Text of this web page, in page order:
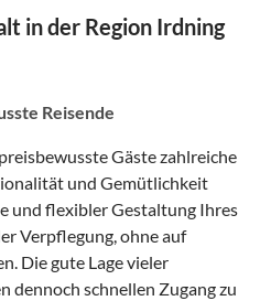
in der Region Irdning
Reisende
Gäste zahlreiche
und Gemütlichkeit
und flexibler Gestaltung Ihres
Verpflegung, ohne auf
Die gute Lage vieler
schnellen Zugang zu